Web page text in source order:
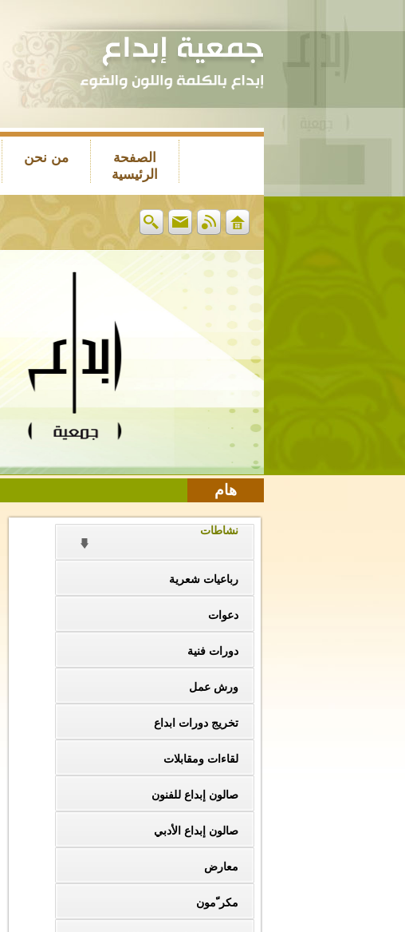
الصفحة
الرئيسية
من نحن
هام
نشاطات
رباعيات شعرية
دعوات
دورات فنية
ورش عمل
تخريج دورات ابداع
لقاءات ومقابلات
صالون إبداع للفنون
صالون إبداع الأدبي
معارض
مكر ّمون